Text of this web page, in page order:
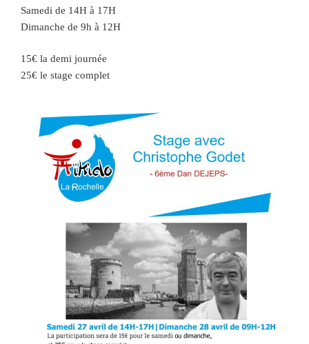
Samedi de 14H à 17H
Dimanche de 9h à 12H
15€ la demi journée
25€ le stage complet